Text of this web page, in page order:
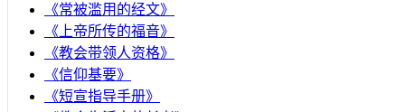
《常被滥用的经文》
《上帝所传的福音》
《教会带领人资格》
《信仰基要》
《短宣指导手册》